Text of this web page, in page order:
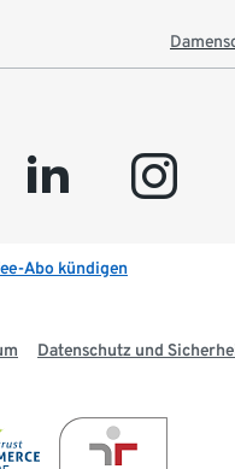
linkedin instagram
Abo kündigen
Datenschutz und